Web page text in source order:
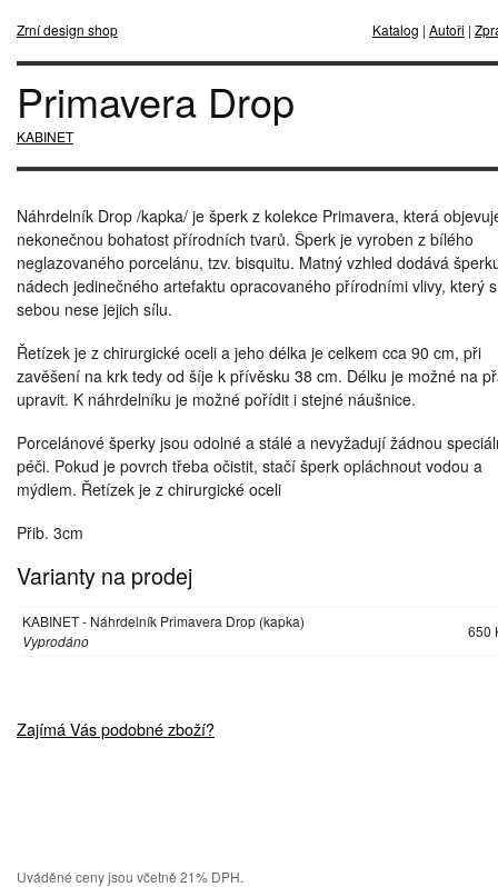
Zrní design shop Katalog | Autoři |
Primavera Drop
KABINET
Náhrdelník Drop /kapka/ je šperk z kolekce Primavera, která
nekonečnou bohatost přírodních tvarů. Šperk je vyroben z bílého
neglazovaného porcelánu, tzv. bisquitu. Matný vzhled dodává
nádech jedinečného artefaktu opracovaného přírodními vlivy, který s
sebou nese jejich sílu.
Řetízek je z chirurgické oceli a jeho délka je celkem cca 90 cm, při
zavěšení na krk tedy od šíje k přívěsku 38 cm. Délku je možné na
upravit. K náhrdelníku je možné pořídit i stejné náušnice.
Porcelánové šperky jsou odolné a stálé a nevyžadují žádnou
péči. Pokud je povrch třeba očistit, stačí šperk opláchnout vodou a
mýdlem. Řetízek je z chirurgické oceli
Přib. 3cm
Varianty na prodej
KABINET - Náhrdelník Primavera Drop (kapka)
Vyprodáno
650
Zajímá Vás podobné zboží?
Uváděné ceny jsou včetně 21% DPH.